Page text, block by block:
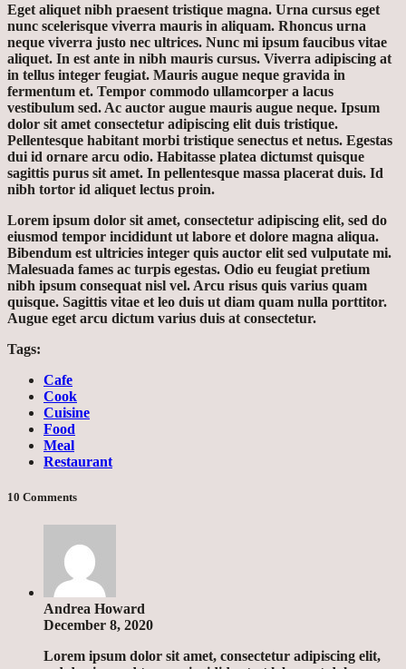
Eget aliquet nibh praesent tristique magna. Urna cursus eget
nunc scelerisque viverra mauris in aliquam. Rhoncus urna
neque viverra justo nec ultrices. Nunc mi ipsum faucibus vitae
aliquet. In est ante in nibh mauris cursus. Viverra adipiscing at
in tellus integer feugiat. Mauris augue neque gravida in
fermentum et. Tempor commodo ullamcorper a lacus
vestibulum sed. Ac auctor augue mauris augue neque. Ipsum
dolor sit amet consectetur adipiscing elit duis tristique.
Pellentesque habitant morbi tristique senectus et netus. Egestas
dui id ornare arcu odio. Habitasse platea dictumst quisque
sagittis purus sit amet. In pellentesque massa placerat duis. Id
nibh tortor id aliquet lectus proin.
Lorem ipsum dolor sit amet, consectetur adipiscing elit, sed do
eiusmod tempor incididunt ut labore et dolore magna aliqua.
Bibendum est ultricies integer quis auctor elit sed vulputate mi.
Malesuada fames ac turpis egestas. Odio eu feugiat pretium
nibh ipsum consequat nisl vel. Arcu risus quis varius quam
quisque. Sagittis vitae et leo duis ut diam quam nulla porttitor.
Augue eget arcu dictum varius duis at consectetur.
Tags:
Cafe
Cook
Cuisine
Food
Meal
Restaurant
10 Comments
Andrea Howard
December 8, 2020
Lorem ipsum dolor sit amet, consectetur adipiscing elit,